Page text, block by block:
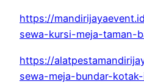
https://
sewa-kursi-meja-taman-
https://
sewa-meja-bundar-